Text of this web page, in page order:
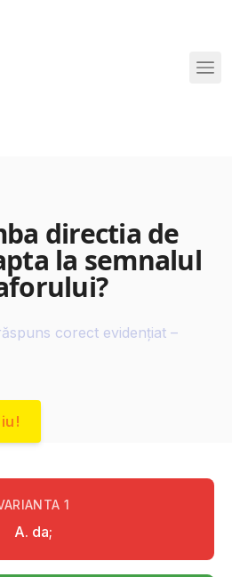
directia de
la semnalul
corect evidențiat –
1
A. da;